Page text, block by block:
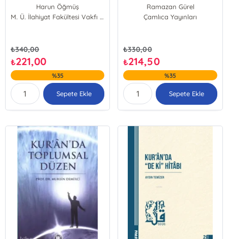
Harun Öğmüş
M. Ü. İlahiyat Fakültesi Vakfı Yayınları
₺340,00
₺221,00
%35
Sepete Ekle
Ramazan Gürel
Çamlıca Yayınları
₺330,00
₺214,50
%35
Sepete Ekle